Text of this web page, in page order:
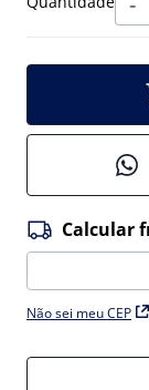
－
Não sei meu CEP